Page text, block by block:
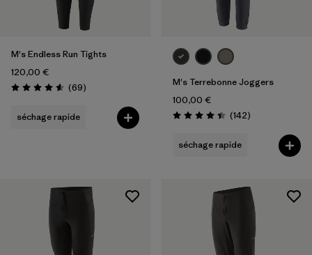
M's Endless Run Tights
120,00 €
Évaluation: 4.6 / 5
(69Avis
)
séchage rapide
M's Terrebonne Joggers
100,00 €
Évaluation: 4.5 / 5
(142Avis
)
séchage rapide